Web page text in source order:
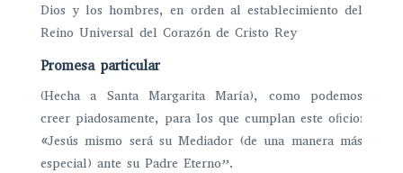
Dios y los hombres, en orden al establecimiento del
Reino Universal del Corazón de Cristo Rey
Promesa particular
(Hecha a Santa Margarita María), como podemos
creer piadosamente, para los que cumplan este oﬁcio:
«Jesús mismo será su Mediador (de una manera más
especial) ante su Padre Eterno”.